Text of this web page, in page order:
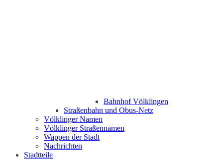
Bahnhof Völklingen
Straßenbahn und Obus-Netz
Völklinger Namen
Völklinger Straßennamen
Wappen der Stadt
Nachrichten
Stadtteile